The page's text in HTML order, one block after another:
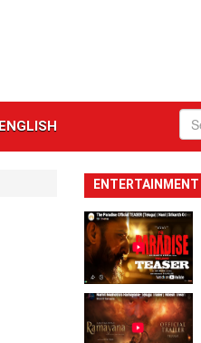
ENGLISH
ENTERTAINMENT